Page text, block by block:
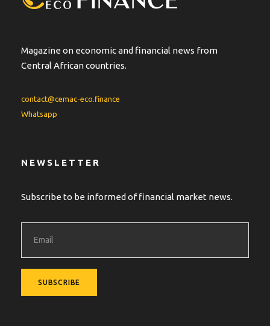
Magazine on economic and financial news from
Central African countries.
contact@cemac-eco.finance
Whatsapp
NEWSLETTER
Subscribe to be informed of financial market news.